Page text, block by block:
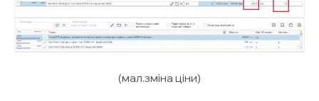
(мал.зміна ціни)